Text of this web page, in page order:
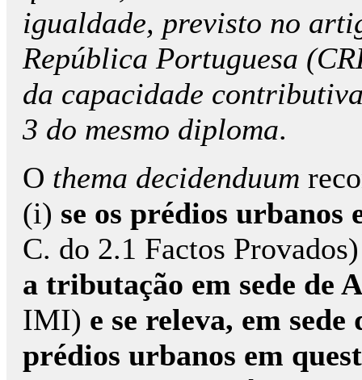
igualdade, previsto no
República Portuguesa
da capacidade
3 do mesmo diploma.
O thema decidenduum
(i) se os prédios urbanos
C. do 2.1 Factos
a tributação em sede de
IMI) e se releva, em
prédios urbanos em